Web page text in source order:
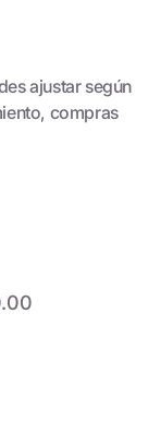
ajustar según
compras